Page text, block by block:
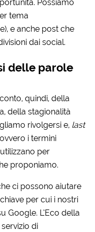
Possiamo
tema
e anche post che
dai social.
delle parole
quindi, della
della stagionalità
rivolgersi e, last
i termini
per
proponiamo.
ci possono aiutare
per cui i nostri
Google. L’Eco della
di